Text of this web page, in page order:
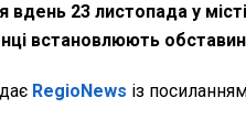
вдень 23 листопада у
встановлюють
RegioNews із